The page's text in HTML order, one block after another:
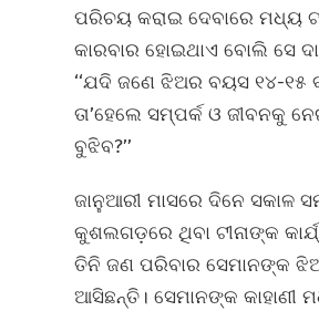
ପରିଚୟ କରାଇ ଦେବାରେ ମଧ୍ୟ
କାରବାର ହୋଇଥାଏ ବୋଲି ସେ
‘‘ଯଦି ଜଣେ ଝିଅର ବୟସ ୧୪-୧୫
ତା’ହେଲେ ସମ୍ପର୍କ ଓ ଜୀବନକୁ
ବୁଝିବ?’’
ଜାନୁଆରୀ ମାସରେ ଦିନେ ସକାଳ
କୁଶଲଗଡ଼ରେ ଥିବା ଟୀନାଙ୍କ
ତିନି ଜଣ ପରିବାର ସେମାନଙ୍କ
ଆସିଛନ୍ତି। ସେମାନଙ୍କ କାହାଣୀ